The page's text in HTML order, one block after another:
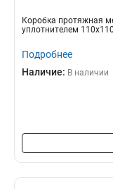
Коробка протяжная
уплотнителем
Подробнее
Наличие: В наличии